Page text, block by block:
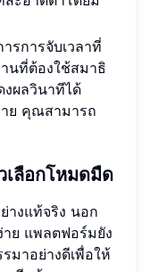
รการจับเวลาที่
นที่ต้องใช้สมาธิ
ผลวินาทีได้
าย คุณสามารถ
เลือกโหมดมืด
างแท้จริง นอก
าย แพลตฟอร์มยัง
มาอย่างดีเพื่อให้